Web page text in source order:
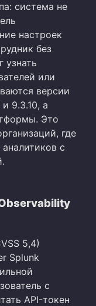
система не
настроек
без
узнать
или
версии
9.3.10, а
Это
где
с
5,4)
Splunk
с
API-токен